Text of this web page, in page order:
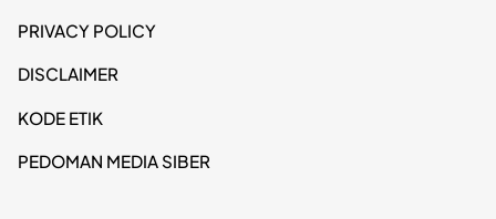
PRIVACY POLICY
DISCLAIMER
KODE ETIK
PEDOMAN MEDIA SIBER